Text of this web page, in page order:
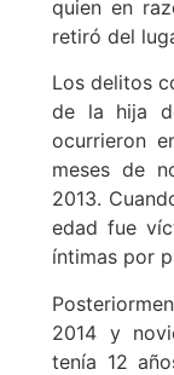
quien en
retiró del
Los delitos
de la hija
ocurrieron
meses de
2013.
edad fue
íntimas por
2014 y
tenía 12